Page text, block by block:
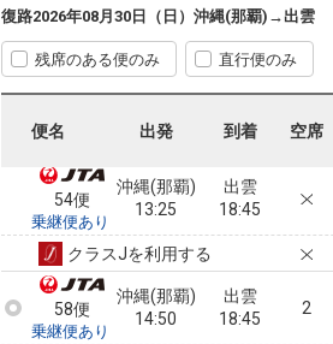
復路2026年08月30日（日） 沖縄(那覇) →出雲
残席のある便のみ 直行便のみ
便名 出発 到着 空席
52便
沖縄(那覇)
10:25
出雲
18:45
クラスJを利用する
54便
乗継便あり
沖縄(那覇)
13:25
出雲
18:45
クラスJを利用する
58便
乗継便あり
沖縄(那覇)
14:50
出雲
18:45
2